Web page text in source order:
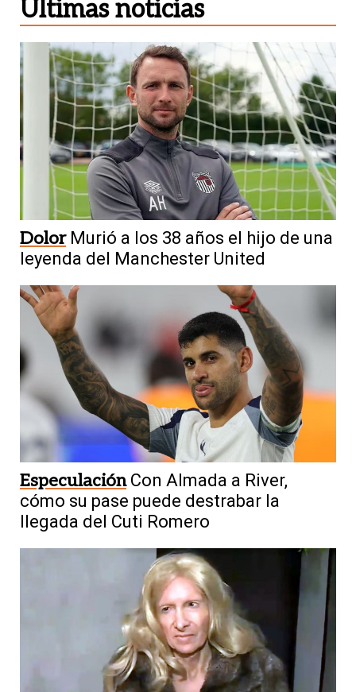
Últimas noticias
Dolor Murió a los 38 años el hijo de una
leyenda del Manchester United
Especulación Con Almada a River,
cómo su pase puede destrabar la
llegada del Cuti Romero